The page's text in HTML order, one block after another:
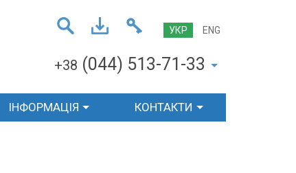
УКР ENG
+38 (044) 513-71-33
ІНФОРМАЦІЯ КОНТАКТИ